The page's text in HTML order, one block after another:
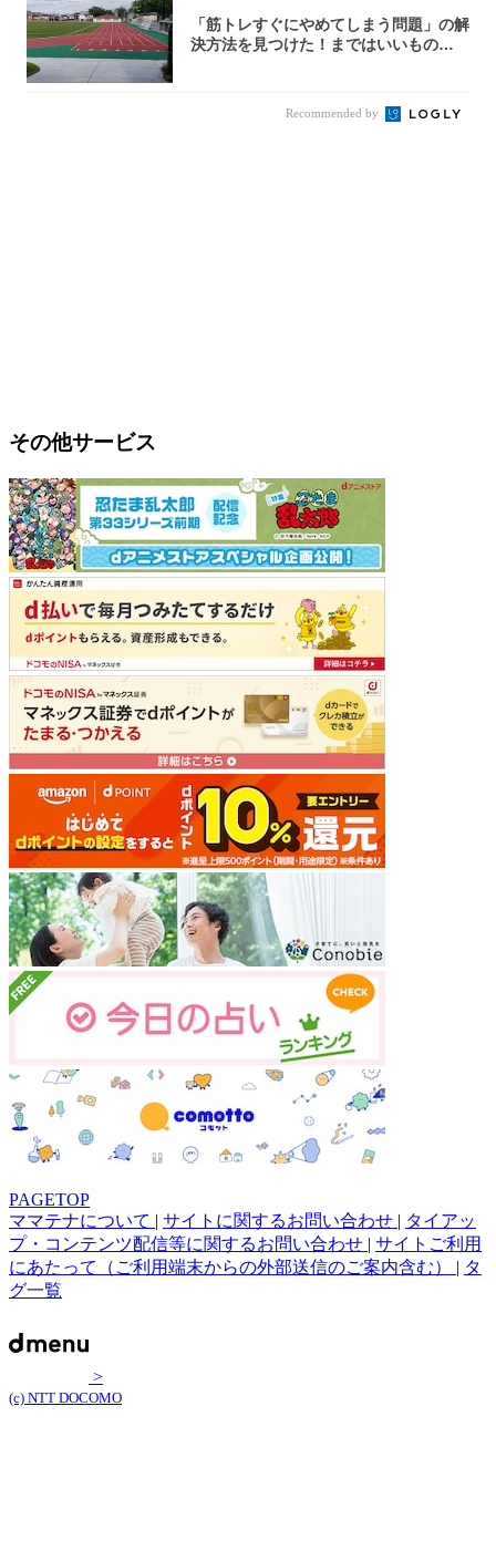
「筋トレすぐにやめてしまう問題」の解
決方法を見つけた！まではいいもの
Recommended by
その他サービス
PAGETOP
ママテナについて | サイトに関するお問い合わせ | タイアッ
プ・コンテンツ配信等に関するお問い合わせ | サイトご利用
にあたって（ご利用端末からの外部送信のご案内含む） | タ
グ一覧
>
(c) NTT DOCOMO